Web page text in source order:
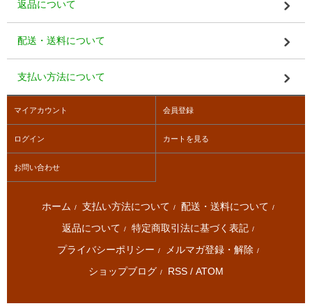
返品について
配送・送料について
支払い方法について
マイアカウント 会員登録
ログイン カートを見る
お問い合わせ
ホーム / 支払い方法について / 配送・送料について /
返品について / 特定商取引法に基づく表記 /
プライバシーポリシー / メルマガ登録・解除 /
ショップブログ / RSS / ATOM